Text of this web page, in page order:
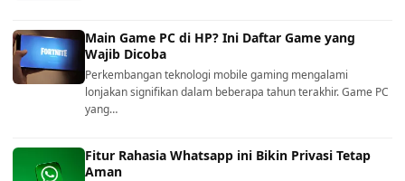
Main Game PC di HP? Ini Daftar Game yang
Wajib Dicoba
Perkembangan teknologi mobile gaming mengalami
lonjakan signifikan dalam beberapa tahun terakhir. Game PC
yang…
Fitur Rahasia Whatsapp ini Bikin Privasi Tetap
Aman